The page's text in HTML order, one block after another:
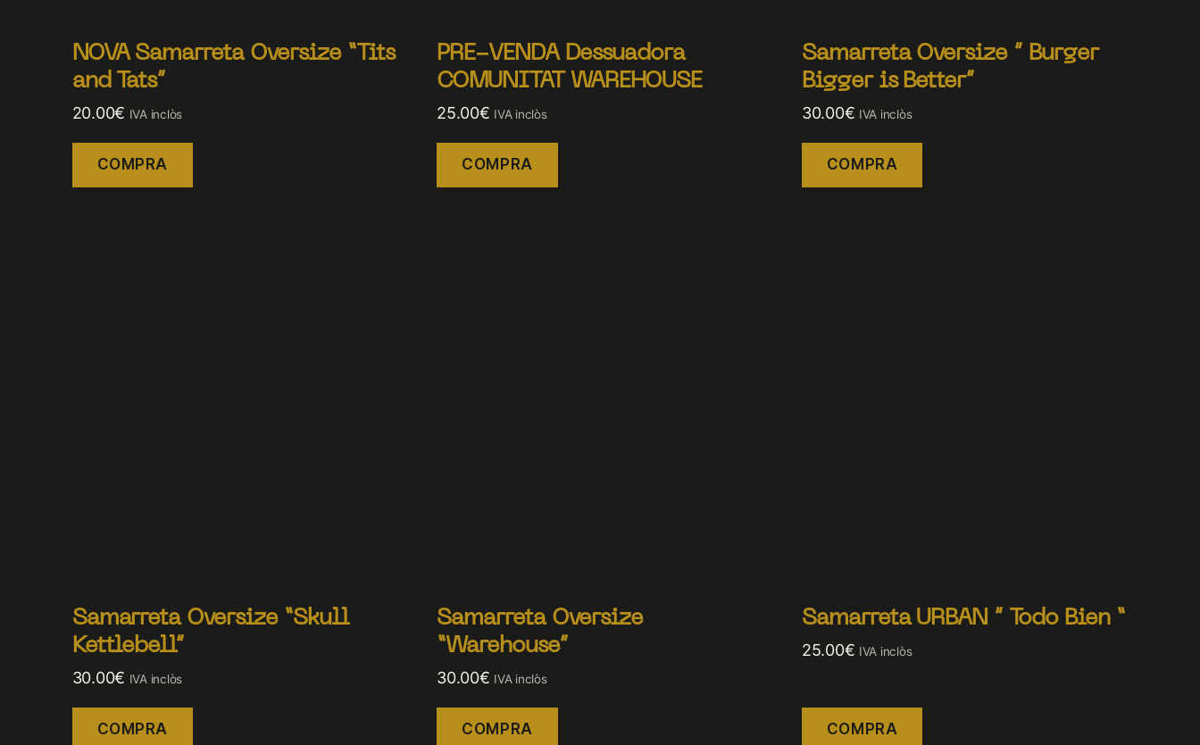
NOVA Samarreta Oversize “Tits
and Tats”
20.00€ IVA inclòs
COMPRA
PRE-VENDA Dessuadora
COMUNITAT WAREHOUSE
25.00€ IVA inclòs
COMPRA
Samarreta Oversize ” Burger
Bigger is Better”
30.00€ IVA inclòs
COMPRA
Samarreta Oversize “Skull
Kettlebell”
30.00€ IVA inclòs
COMPRA
Samarreta Oversize
“Warehouse”
30.00€ IVA inclòs
COMPRA
Samarreta URBAN ” Todo Bien “
25.00€ IVA inclòs
COMPRA